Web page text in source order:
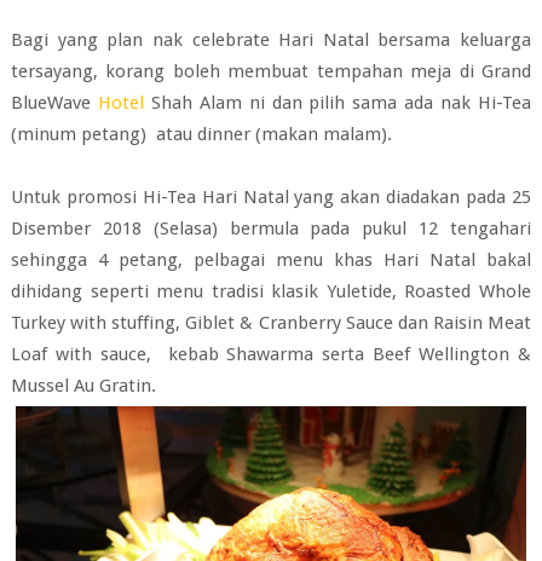
Bagi yang plan nak celebrate Hari Natal bersama keluarga
tersayang, korang boleh membuat tempahan meja di Grand
BlueWave HotelShah Alam ni dan pilih sama ada nak Hi-Tea
(minum petang) atau dinner (makan malam).
Untuk promosi Hi-Tea Hari Natal yang akan diadakan pada 25
Disember 2018 (Selasa) bermula pada pukul 12 tengahari
sehingga 4 petang, pelbagai menu khas Hari Natal bakal
dihidang seperti menu tradisi klasik Yuletide, Roasted Whole
Turkey with stuffing, Giblet & Cranberry Sauce dan Raisin Meat
Loaf with sauce, kebab Shawarma serta Beef Wellington &
Mussel Au Gratin.